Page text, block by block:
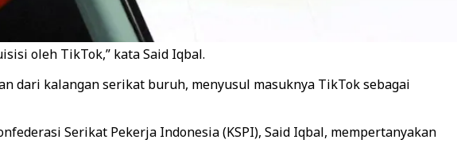
oleh TikTok,” kata Said Iqbal.
dari kalangan serikat buruh, menyusul masuknya TikTok sebagai
Serikat Pekerja Indonesia (KSPI), Said Iqbal, mempertanyakan